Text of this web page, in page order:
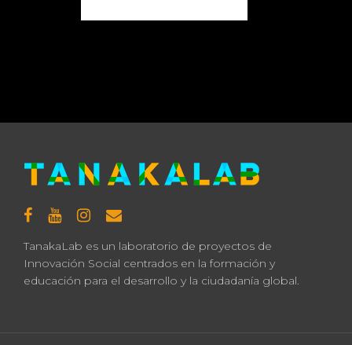
TanakaLab es un laboratorio de proyectos de
Innovación Social centrados en la formación y
educación para el desarrollo y la ciudadanía global.